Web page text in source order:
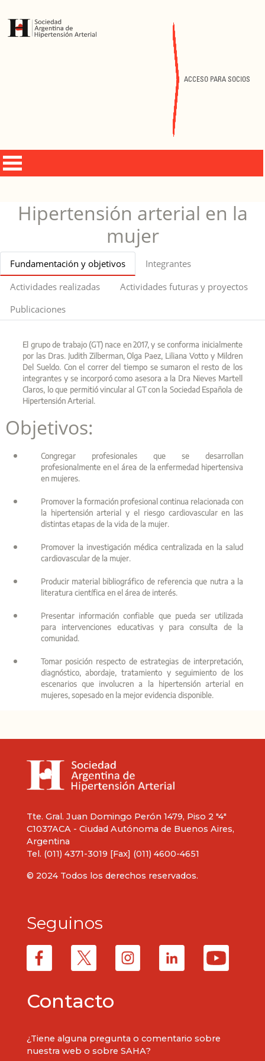
ACCESO PARA SOCIOS
Hipertensión arterial en la
mujer
Fundamentación y objetivos
Integrantes
Actividades realizadas
Actividades futuras y proyectos
Publicaciones
El grupo de trabajo (GT) nace en 2017, y se conforma inicialmente
por las Dras. Judith Zilberman, Olga Paez, Liliana Votto y Mildren
Del Sueldo. Con el correr del tiempo se sumaron el resto de los
integrantes y se incorporó como asesora a la Dra Nieves Martell
Claros, lo que permitió vincular al GT con la Sociedad Española de
Hipertensión Arterial.
Objetivos:
Congregar profesionales que se desarrollan
profesionalmente en el área de la enfermedad hipertensiva
en mujeres.
Promover la formación profesional continua relacionada con
la hipertensión arterial y el riesgo cardiovascular en las
distintas etapas de la vida de la mujer.
Promover la investigación médica centralizada en la salud
cardiovascular de la mujer.
Producir material bibliográfico de referencia que nutra a la
literatura científica en el área de interés.
Presentar información confiable que pueda ser utilizada
para intervenciones educativas y para consulta de la
comunidad.
Tomar posición respecto de estrategias de interpretación,
diagnóstico, abordaje, tratamiento y seguimiento de los
escenarios que involucren a la hipertensión arterial en
mujeres, sopesado en la mejor evidencia disponible.
Tte. Gral. Juan Domingo Perón 1479, Piso 2 "4"
C1037ACA - Ciudad Autónoma de Buenos Aires,
Argentina
Tel. (011) 4371-3019 [Fax] (011) 4600-4651
© 2024 Todos los derechos reservados.
Seguinos
Contacto
¿Tiene alguna pregunta o comentario sobre
nuestra web o sobre SAHA?